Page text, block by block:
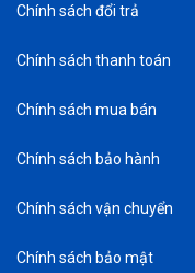
Chính sách đổi trả
Chính sách thanh toán
Chính sách mua bán
Chính sách bảo hành
Chính sách vận chuyển
Chính sách bảo mật